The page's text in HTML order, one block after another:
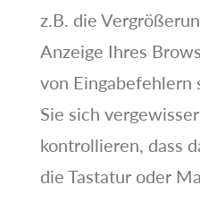
z.B. die
Anzeige Ihres
von Eingabefehlern
Sie sich
kontrollieren, dass
die Tastatur oder